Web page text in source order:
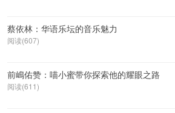
蔡依林：华语乐坛的音乐魅力
阅读(607)
前嶋佑赞：喵小蜜带你探索他的耀眼之路
阅读(611)